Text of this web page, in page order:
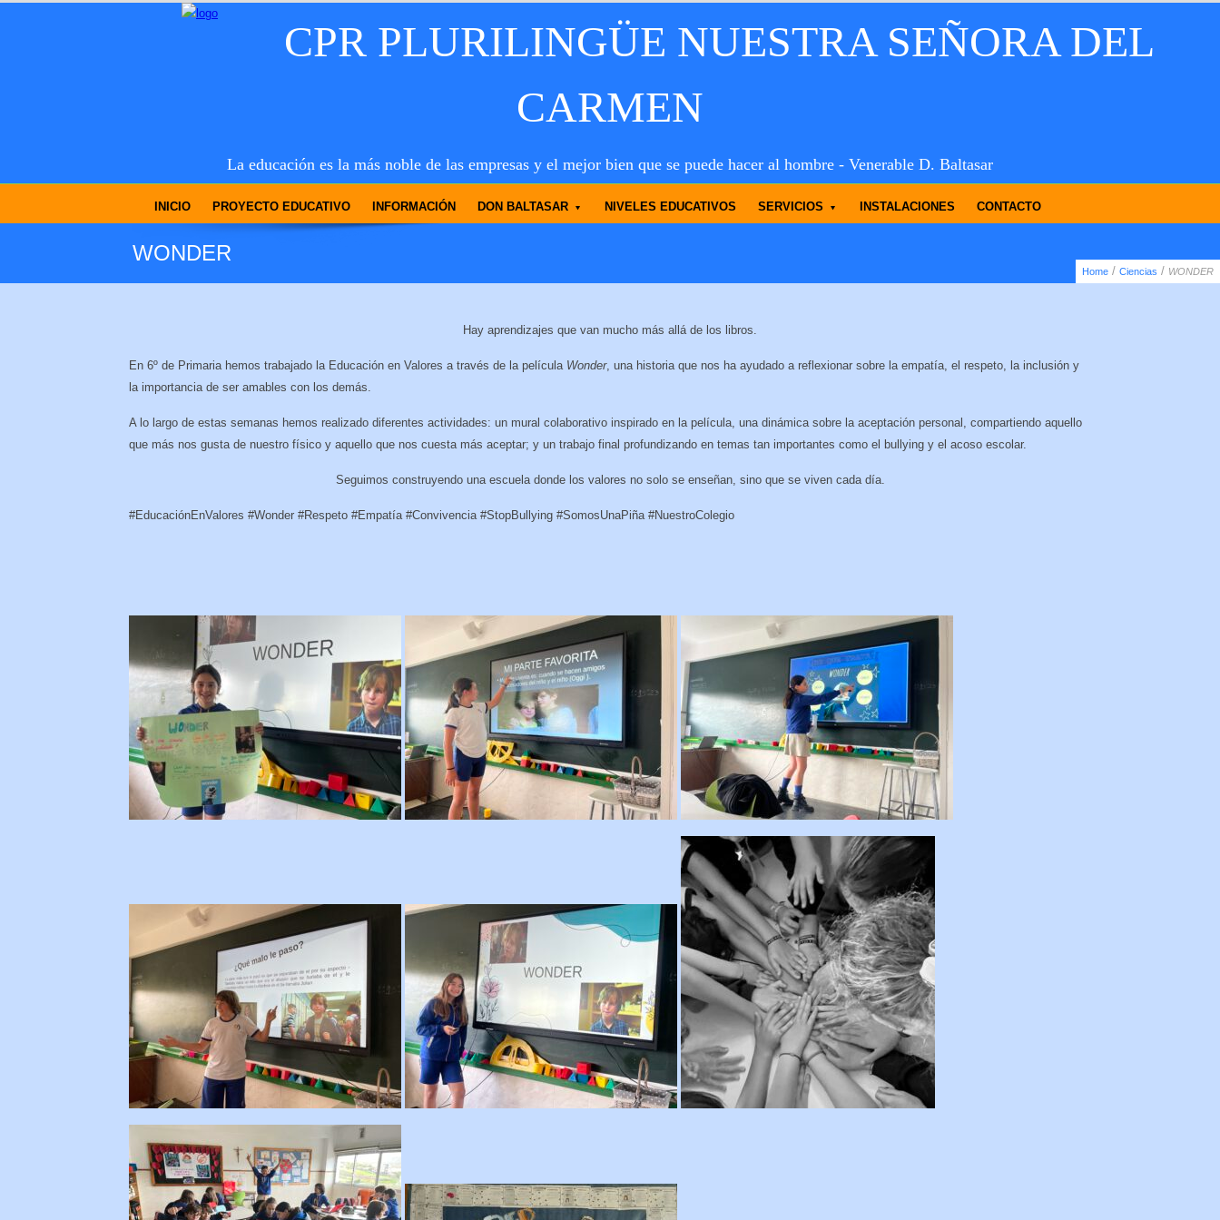
CPR PLURILINGÜE NUESTRA SEÑORA DEL
CARMEN
La educación es la más noble de las empresas y el mejor bien que se puede hacer al hombre - Venerable D. Baltasar
INICIO PROYECTO EDUCATIVO INFORMACIÓN DON BALTASAR NIVELES EDUCATIVOS SERVICIOS INSTALACIONES CONTACTO
Home / Ciencias / WONDER
WONDER
Hay aprendizajes que van mucho más allá de los libros.
En 6º de Primaria hemos trabajado la Educación en Valores a través de la película Wonder, una historia que nos ha ayudado a reflexionar sobre la empatía, el respeto, la inclusión y
la importancia de ser amables con los demás.
A lo largo de estas semanas hemos realizado diferentes actividades: un mural colaborativo inspirado en la película, una dinámica sobre la aceptación personal, compartiendo aquello
que más nos gusta de nuestro físico y aquello que nos cuesta más aceptar; y un trabajo final profundizando en temas tan importantes como el bullying y el acoso escolar.
Seguimos construyendo una escuela donde los valores no solo se enseñan, sino que se viven cada día.
#EducaciónEnValores #Wonder #Respeto #Empatía #Convivencia #StopBullying #SomosUnaPiña #NuestroColegio